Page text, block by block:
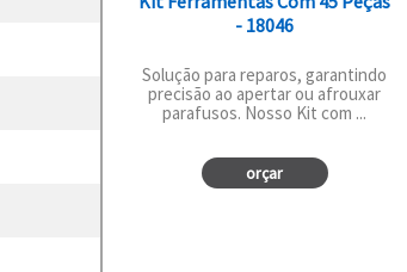
- 18046
Solução para reparos, garantindo
precisão ao apertar ou afrouxar
parafusos. Nosso Kit com ...
orçar